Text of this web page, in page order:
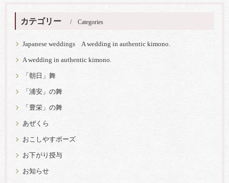
カテゴリー Categories
Japanese weddings A wedding in authentic kimono.
A wedding in authentic kimono.
「朝日」舞
「浦安」の舞
「豊栄」の舞
あぜくら
おこしやすポーズ
お下がり授与
お知らせ